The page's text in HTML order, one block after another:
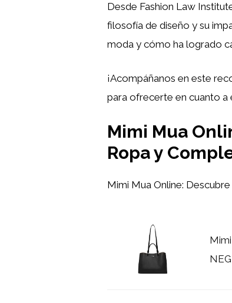
Desde Fashion Law
filosofía de diseño y su
moda y cómo ha logrado
¡Acompáñanos en este
para ofrecerte en cuanto a
Mimi Mua
Ropa y
Mimi Mua Online: